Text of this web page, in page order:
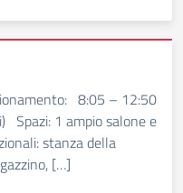
8:05 – 12:50
Spazi: 1 ampio salone e
stanza della
[…]